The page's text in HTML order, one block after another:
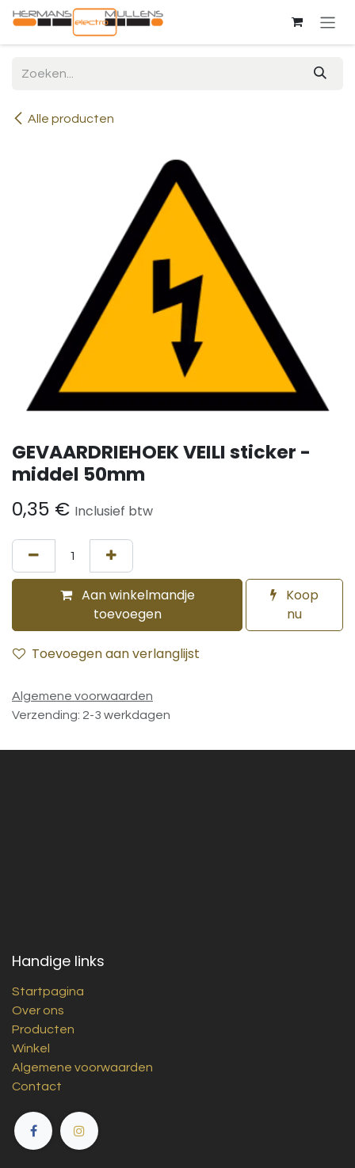
Overslaan naar inhoud
Alle producten
GEVAARDRIEHOEK VEILI sticker -
middel 50mm
0,35 € Inclusief btw
Aan winkelmandje
toevoegen
Koop
nu
Toevoegen aan verlanglijst
Algemene voorwaarden
Verzending: 2-3 werkdagen
Handige links
Startpagina
Over ons
Producten
Winkel
Algemene voorwaarden
Contact